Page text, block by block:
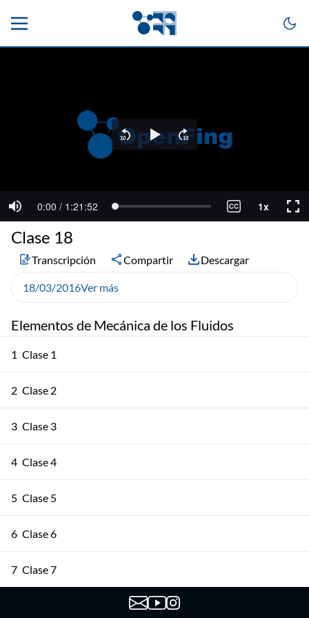
Elementos de Mecánica de los Fluidos
1 Clase 1
2 Clase 2
3 Clase 3
4 Clase 4
5 Clase 5
6 Clase 6
7 Clase 7
Clase 18
Transcripción Compartir Descargar
18/03/2016Ver más